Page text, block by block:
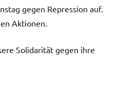
gegen Repression auf.
Aktionen.
Solidarität gegen ihre